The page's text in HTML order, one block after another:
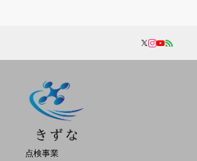
点検事業